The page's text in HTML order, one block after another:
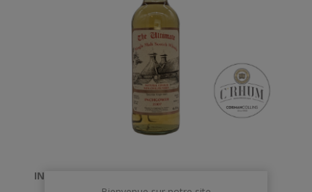
INCHGOWER 70 CL 46° 2007 ULTIMATE *